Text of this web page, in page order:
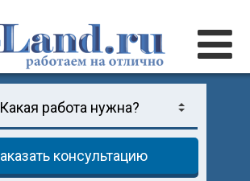
консультацию